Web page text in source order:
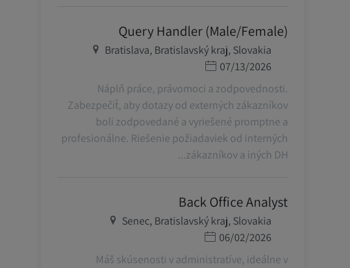
Query Handler (Male/Female)
מיקום
Bratislava, Bratislavský kraj, Slovakia
תאריך פרסום
07/13/2026
Náplň práce, právomoci a zodpovednosti.
Zabezpečiť, aby dotazy od externých zákazníkov
boli zodpovedané a vyriešené promptne a
profesionálne. Riešenie požiadaviek od interných
zákazníkov a iných DH...
Back Office Analyst
מיקום
Senec, Bratislavský kraj, Slovakia
תאריך פרסום
06/02/2026
Máš skúsenosti v administratíve, ideálne v